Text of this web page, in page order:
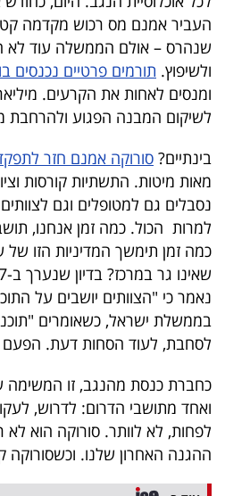
עקבו
אחרינו:
העביר אמנם מס רכוש מקדמה
שנהרס – אולם הממשלה עוד לא
ולשיפוץ. תורמים פרטיים נכנסים
ומנסים לאחות את הקרעים.
לשיקום המבנה הפגוע ולהרחבת
בינתיים? סורוקה אמנם חזר
מאות מיטות. התשתיות קורסות
נסבלים גם למטופלים וגם
למרות הכול. כמה זמן אנחנו,
כמה זמן תימשך המדיניות הזו של
שאינו גר במרכז?
נאמר כי "הצוותים יושבים על
בממשלת ישראל, כשאומרים
לסחבת, לעוד הסחות דעת. הפעם
כחברת כנסת מהנגב, זו המשימה
ואחד מתושבי הדרום: לדרוש,
לפחות, לא לוותר. סורוקה הוא לא
ההגנה האחרון שלנו. וכשסורוקה